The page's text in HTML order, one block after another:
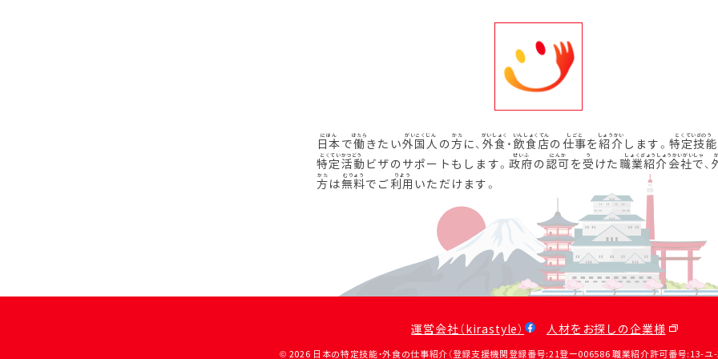
日本で働きたい外国人 の方に、 外食 ・ 飲食店の 仕事を紹介 します。 特定技能
特定活動 ビザのサポートもします。政府の 認可を受 けた 職業紹介会社で、
方は無料でご利用 いただけます。
運営会社（kirastyle） 人材をお探しの企業様
© 2026 日本の特定技能・外食の仕事紹介（登録支援機関登録番号:21登ー006586 職業紹介許可番号:13-